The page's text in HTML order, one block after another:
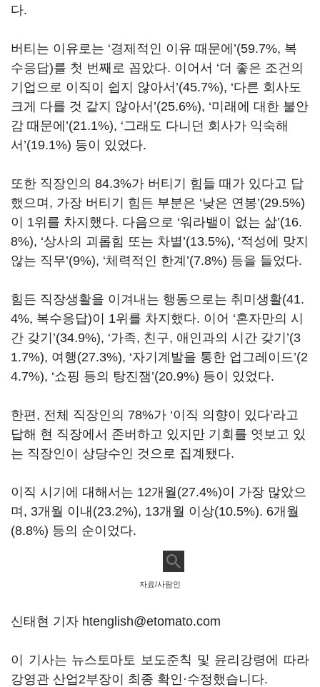
다.
버티는 이유로는 ‘경제적인 이유 때문에’(59.7%, 복
수응답)를 첫 번째로 꼽았다. 이어서 ‘더 좋은 조건의
기업으로 이직이 쉽지 않아서’(45.7%), ‘다른 회사도
크게 다를 것 같지 않아서’(25.6%), ‘미래에 대한 불안
감 때문에’(21.1%), ‘그래도 다니던 회사가 익숙해
서’(19.1%) 등이 있었다.
또한 직장인의 84.3%가 버티기 힘들 때가 있다고 답
했으며, 가장 버티기 힘든 부분은 ‘낮은 연봉’(29.5%)
이 1위를 차지했다. 다음으로 ‘워라밸이 없는 삶’(16.
8%), ‘상사의 괴롭힘 또는 차별’(13.5%), ‘적성에 맞지
않는 직무’(9%), ‘체력적인 한계’(7.8%) 등을 들었다.
힘든 직장생활을 이겨내는 행동으로는 취미생활(41.
4%, 복수응답)이 1위를 차지했다. 이어 ‘혼자만의 시
간 갖기’(34.9%), ‘가족, 친구, 애인과의 시간 갖기’(3
1.7%), 여행(27.3%), ‘자기계발을 통한 업그레이드’(2
4.7%), ‘쇼핑 등의 탕진잼’(20.9%) 등이 있었다.
한편, 전체 직장인의 78%가 ‘이직 의향이 있다’라고
답해 현 직장에서 존버하고 있지만 기회를 엿보고 있
는 직장인이 상당수인 것으로 집계됐다.
이직 시기에 대해서는 12개월(27.4%)이 가장 많았으
며, 3개월 이내(23.2%), 13개월 이상(10.5%). 6개월
(8.8%) 등의 순이었다.
자료/사람인
신태현 기자 htenglish@etomato.com
이 기사는 뉴스토마토 보도준칙 및 윤리강령에 따라
강영관 산업2부장이 최종 확인·수정했습니다.